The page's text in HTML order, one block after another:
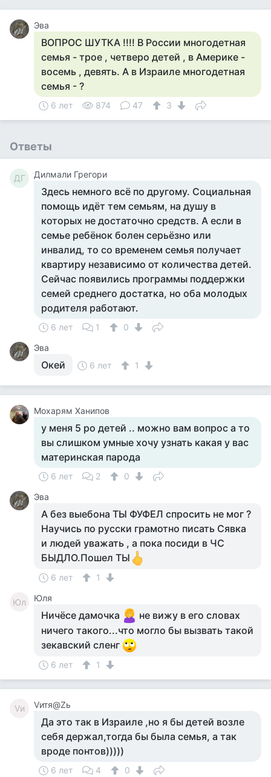
Эва
ВОПРОС ШУТКА !!!! В России многодетная
семья - трое , четверо детей , в Америке -
восемь , девять. А в Израиле многодетная
семья - ?
6 лет 874 47 3
Ответы
ДГ Дилмали Грегори
Здесь немного всё по другому. Социальная
помощь идёт тем семьям, на душу в
которых не достаточно средств. А если в
семье ребёнок болен серьёзно или
инвалид, то со временем семья получает
квартиру независимо от количества детей.
Сейчас появились программы поддержки
семей среднего достатка, но оба молодых
родителя работают.
6 лет 1
0
Эва
Окей 6 лет 1
Мохарям Ханипов
у меня 5 ро детей .. можно вам вопрос а то
вы слишком умные хочу узнать какая у вас
материнская парода
6 лет 2
0
Эва
А без выебона ТЫ ФУФЕЛ спросить не мог ?
Научись по русски грамотно писать Сявка
и людей уважать , а пока посиди в ЧС
БЫДЛО.Пошел ТЫ
6 лет 1
Юл Юля
Ничёсе дамочка
не вижу в его словах
ничего такого...что могло бы вызвать такой
зекавский сленг
6 лет 1
Vи Vитя@Zь
Да это так в Израиле ,но я бы детей возле
себя держал,тогда бы была семья, а так
вроде понтов)))))
6 лет 4 0